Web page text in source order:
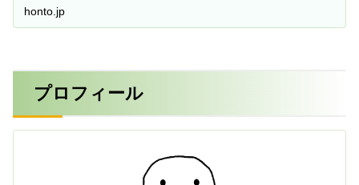
honto.jp
プロフィール